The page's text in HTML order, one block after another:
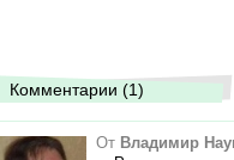
Комментарии (1)
От Владимир